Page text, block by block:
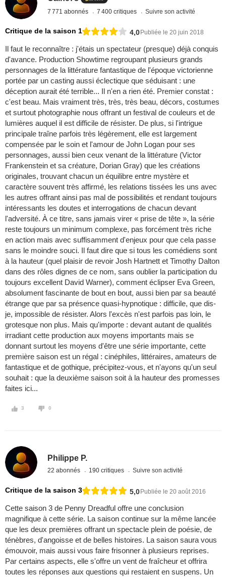
7 771 abonnés 7 400 critiques Suivre son activité
Critique de la saison 1 4,0 Publiée le 20 juin 2018
Il faut le reconnaître : j'étais un spectateur (presque) déjà conquis
d'avance. Production Showtime regroupant plusieurs grands
personnages de la littérature fantastique de l'époque victorienne
portée par un casting aussi éclectique que séduisant : une
déception aurait été terrible... Il n'en a rien été. Premier constat :
c'est beau. Mais vraiment très, très, très beau, décors, costumes
et surtout photographie nous offrant un festival de couleurs et de
lumières auquel il est difficile de résister. De plus, si l'intrigue
principale traîne parfois très légèrement, elle est largement
compensée par le soin et l'amour de John Logan pour ses
personnages, aussi bien ceux venant de la littérature (Victor
Frankenstein et sa créature, Dorian Gray) que les créations
originales, trouvant chacun un équilibre entre mystère et
caractère souvent très affirmé, les relations tissées les uns avec
les autres offrant ainsi pas mal de possibilités et rendant toujours
intéressants les doutes et interrogations de chacun devant
l'adversité. À ce titre, sans jamais virer « prise de tête », la série
reste toujours un minimum complexe, pas forcément très riche
en action mais avec suffisamment d'enjeux pour que cela passe
sans le moindre souci. Il faut dire que si tous les comédiens sont
à la hauteur (quel plaisir de revoir Josh Hartnett et Timothy Dalton
dans des rôles dignes de ce nom, sans oublier la participation du
toujours excellent David Warner), comment éclipser Eva Green,
absolument fascinante de bout en bout, aussi bien par sa beauté
étrange que par sa présence quasi-hypnotique : difficile, que dis-
je, impossible de résister. Alors l'excès n'est parfois pas loin, le
grotesque non plus. Mais qu'importe : devant autant de qualités
irradiant cette production aux moyens importants mais se
donnant surtout les moyens d'être une série importante, cette
première saison est un régal : cinéphiles, littéraires, amateurs de
fantastique et de gothique, précipitez-vous, et n'ayons qu'un seul
souhait : que la deuxième saison soit à la hauteur des promesses
faites ici...
3 0
Philippe P.
22 abonnés 190 critiques Suivre son activité
Critique de la saison 3 5,0 Publiée le 20 août 2016
Cette saison 3 de Penny Dreadful offre une conclusion
magnifique à cette série. La saison continue sur la même lancée
que les deux premières offrant un spectacle plein de poésie, de
ténèbres, d'angoisse et de belles histoires. La saison saura vous
émouvoir, mais aussi vous faire frisonner à plusieurs reprises.
Par certains aspects, elle s'offre un vent de fraîcheur et offrira
toutes les réponses aux questions qui restaient en suspens. Un